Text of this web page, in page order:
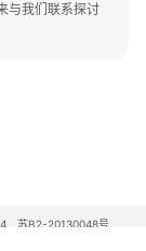
与我们联系探讨
苏B2-20130048号